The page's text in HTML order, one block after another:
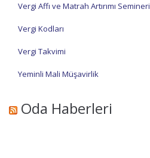
Vergi Affı ve Matrah Artırımı Semineri
Vergi Kodları
Vergi Takvimi
Yeminli Mali Müşavirlik
Oda Haberleri